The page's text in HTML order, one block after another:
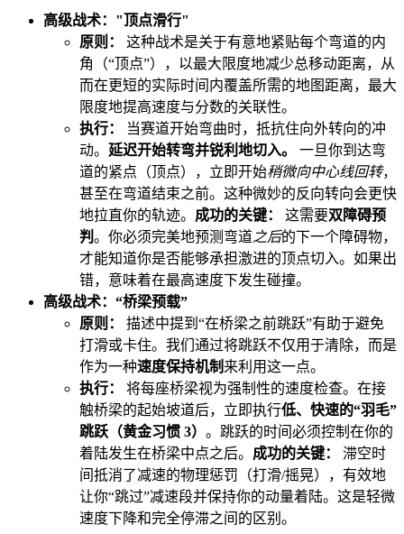
高级战术："顶点滑行"
原则：
这种战术是关于有意地紧贴每个弯道的内
角（“顶点”），以最大限度地减少总移动距离，从
而在更短的实际时间内覆盖所需的地图距离，最大
限度地提高速度与分数的关联性。
执行：
当赛道开始弯曲时，抵抗住向外转向的冲
动。 延迟开始转弯并锐利地切入。
一旦你到达弯
道的紧点（顶点），立即开始稍微向中心线回转，
甚至在弯道结束之前。这种微妙的反向转向会更快
地拉直你的轨迹。 成功的关键： 这需要双障碍预
判 。你必须完美地预测弯道之后的下一个障碍物，
才能知道你是否能够承担激进的顶点切入。如果出
错，意味着在最高速度下发生碰撞。
高级战术：“桥梁预载”
原则：
描述中提到“在桥梁之前跳跃”有助于避免
打滑或卡住。我们通过将跳跃不仅用于清除，而是
作为一种速度保持机制 来利用这一点。
执行：
将每座桥梁视为强制性的速度检查。在接
触桥梁的起始坡道后，立即执行低、快速的“羽毛”
跳跃（黄金习惯 3） 。跳跃的时间必须控制在你的
着陆发生在桥梁中点之后。 成功的关键：
滞空时
间抵消了减速的物理惩罚（打滑/摇晃），有效地
让你“跳过”减速段并保持你的动量着陆。这是轻微
速度下降和完全停滞之间的区别。